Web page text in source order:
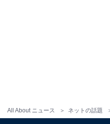
All About ニュース ネットの話題